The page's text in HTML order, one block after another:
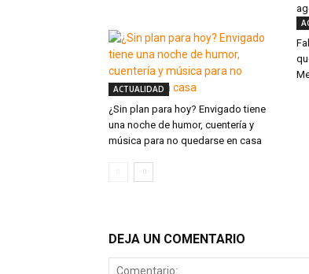
ACTUALIDAD
¿Sin plan para hoy? Envigado tiene
una noche de humor, cuentería y
música para no quedarse en casa
DEJA UN COMENTARIO